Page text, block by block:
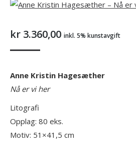
kr 3.360,00 inkl. 5% kunstavgift
Anne Kristin Hagesæther
Nå er vi her
Litografi
Opplag: 80 eks.
Motiv: 51×41,5 cm